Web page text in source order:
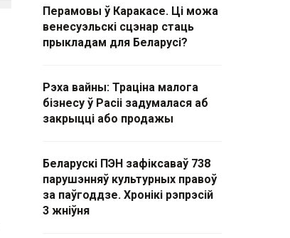
Перамовы ў Каракасе. Ці можа
венесуэльскі сцэнар стаць
прыкладам для Беларусі?
Рэха вайны: Траціна малога
бізнесу ў Расіі задумалася аб
закрыцці або продажы
Беларускі ПЭН зафіксаваў 738
парушэнняў культурных правоў
за паўгоддзе. Хронікі рэпрэсій
3 жніўня